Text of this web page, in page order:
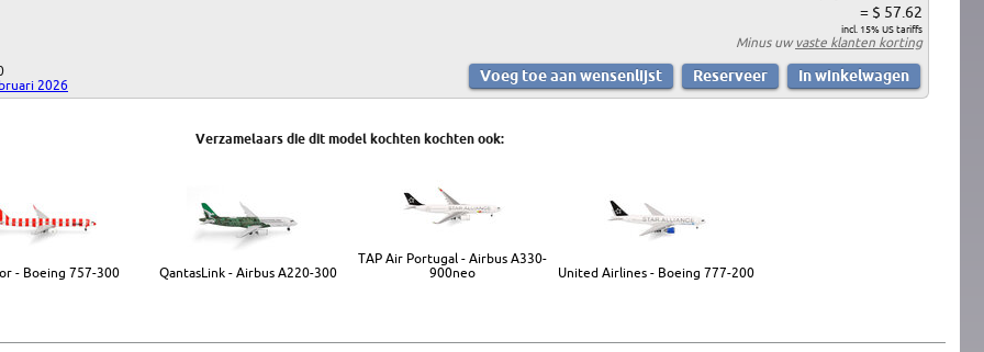
2026
= $ 57.62
incl. 15% US tariffs
Minus uwvaste klanten korting
Verzamelaars die dit model kochten kochten ook:
- Boeing 757-300 QantasLink - Airbus A220-300
TAP Air Portugal - Airbus A330-
900neo
United Airlines - Boeing 777-200